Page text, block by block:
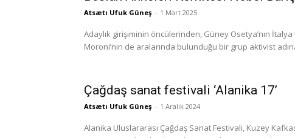
Atsætı Ufuk Güneş - 1 Mart 2025
Adaylık girişiminin öncülerinden, Güney Osetya’nın
Moroni’nin de aralarında bulunduğu bir grup aktivist
Çağdaş sanat festivali ‘Alanika 17’
Atsætı Ufuk Güneş - 1 Aralık 2024
Alanika Uluslararası Çağdaş Sanat Festivali, Kuzey